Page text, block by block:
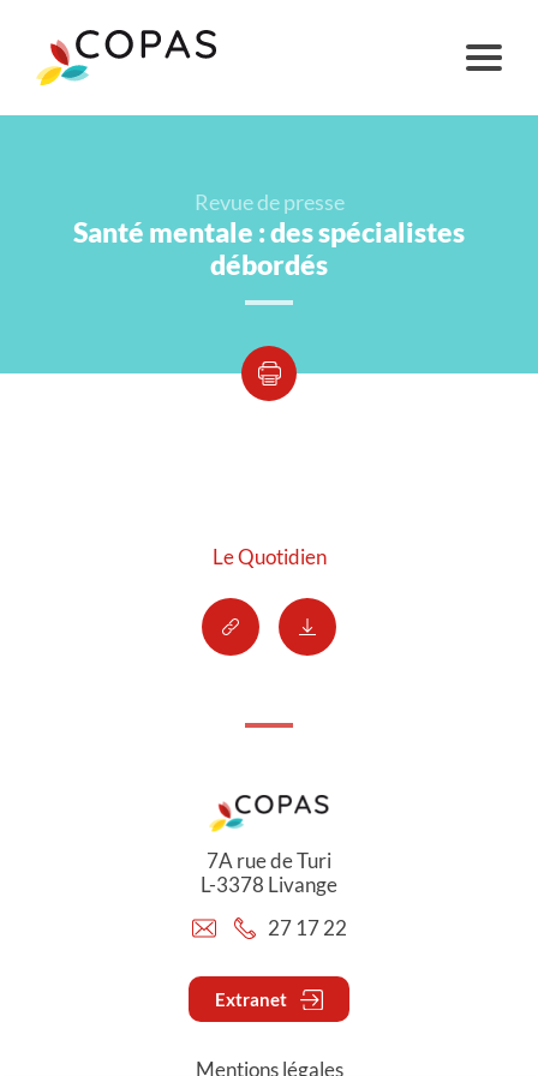
Revue de presse
Santé mentale : des spécialistes
débordés
Le Quotidien
7A rue de Turi
L-3378 Livange
27 17 22
Extranet
Mentions légales